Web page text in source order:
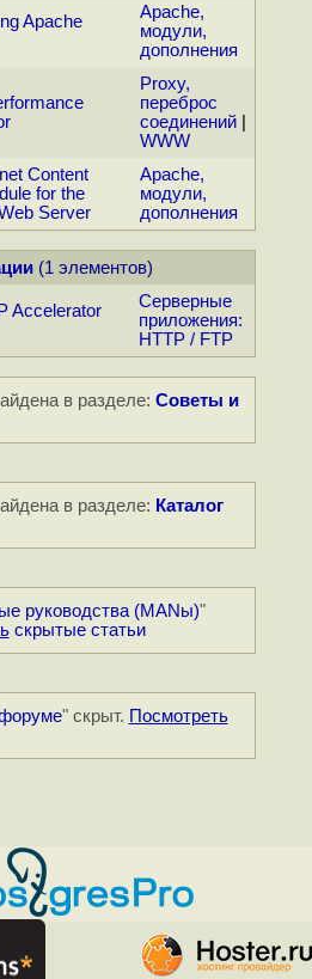
Apache
Apache,
модули,
дополнения
Proxy,
переброс
соединений|
WWW
Content
for the
Server
Apache,
модули,
дополнения
(1 элементов)
Accelerator
Серверные
приложения:
HTTP / FTP
в разделе: Советы и
в разделе: Каталог
руководства (MANы)"
скрытые статьи
" скрыт. Посмотреть